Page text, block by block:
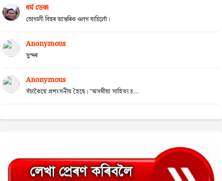
ধৰ্ম ডেকা
ভোগালী বিহুৰ আন্তৰিক ওলগ যাচিলোঁ।
Anonymous
সুন্দৰ
Anonymous
সঁচাকৈয়ে প্ৰশংসনীয় হৈছে। "অসমীয়া সাহিত্য চ...